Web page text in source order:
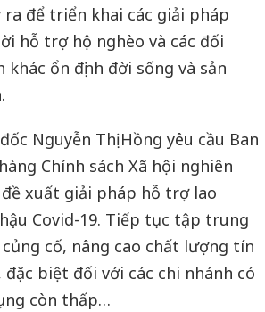
ra để triển khai các giải pháp
hỗ trợ hộ nghèo và các đối
ổn định đời sống và sản
Nguyễn Thị Hồng yêu cầu Ban
Chính sách Xã hội nghiên
xuất giải pháp hỗ trợ lao
Covid-19. Tiếp tục tập trung
cố, nâng cao chất lượng tín
đặc biệt đối với các chi nhánh có
còn thấp…